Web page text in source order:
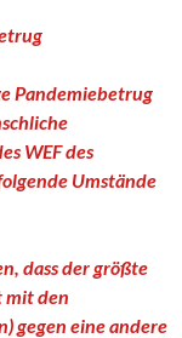
Pandemiebetrug
WEF des
Umstände
dass der größte
mit den
gegen eine andere